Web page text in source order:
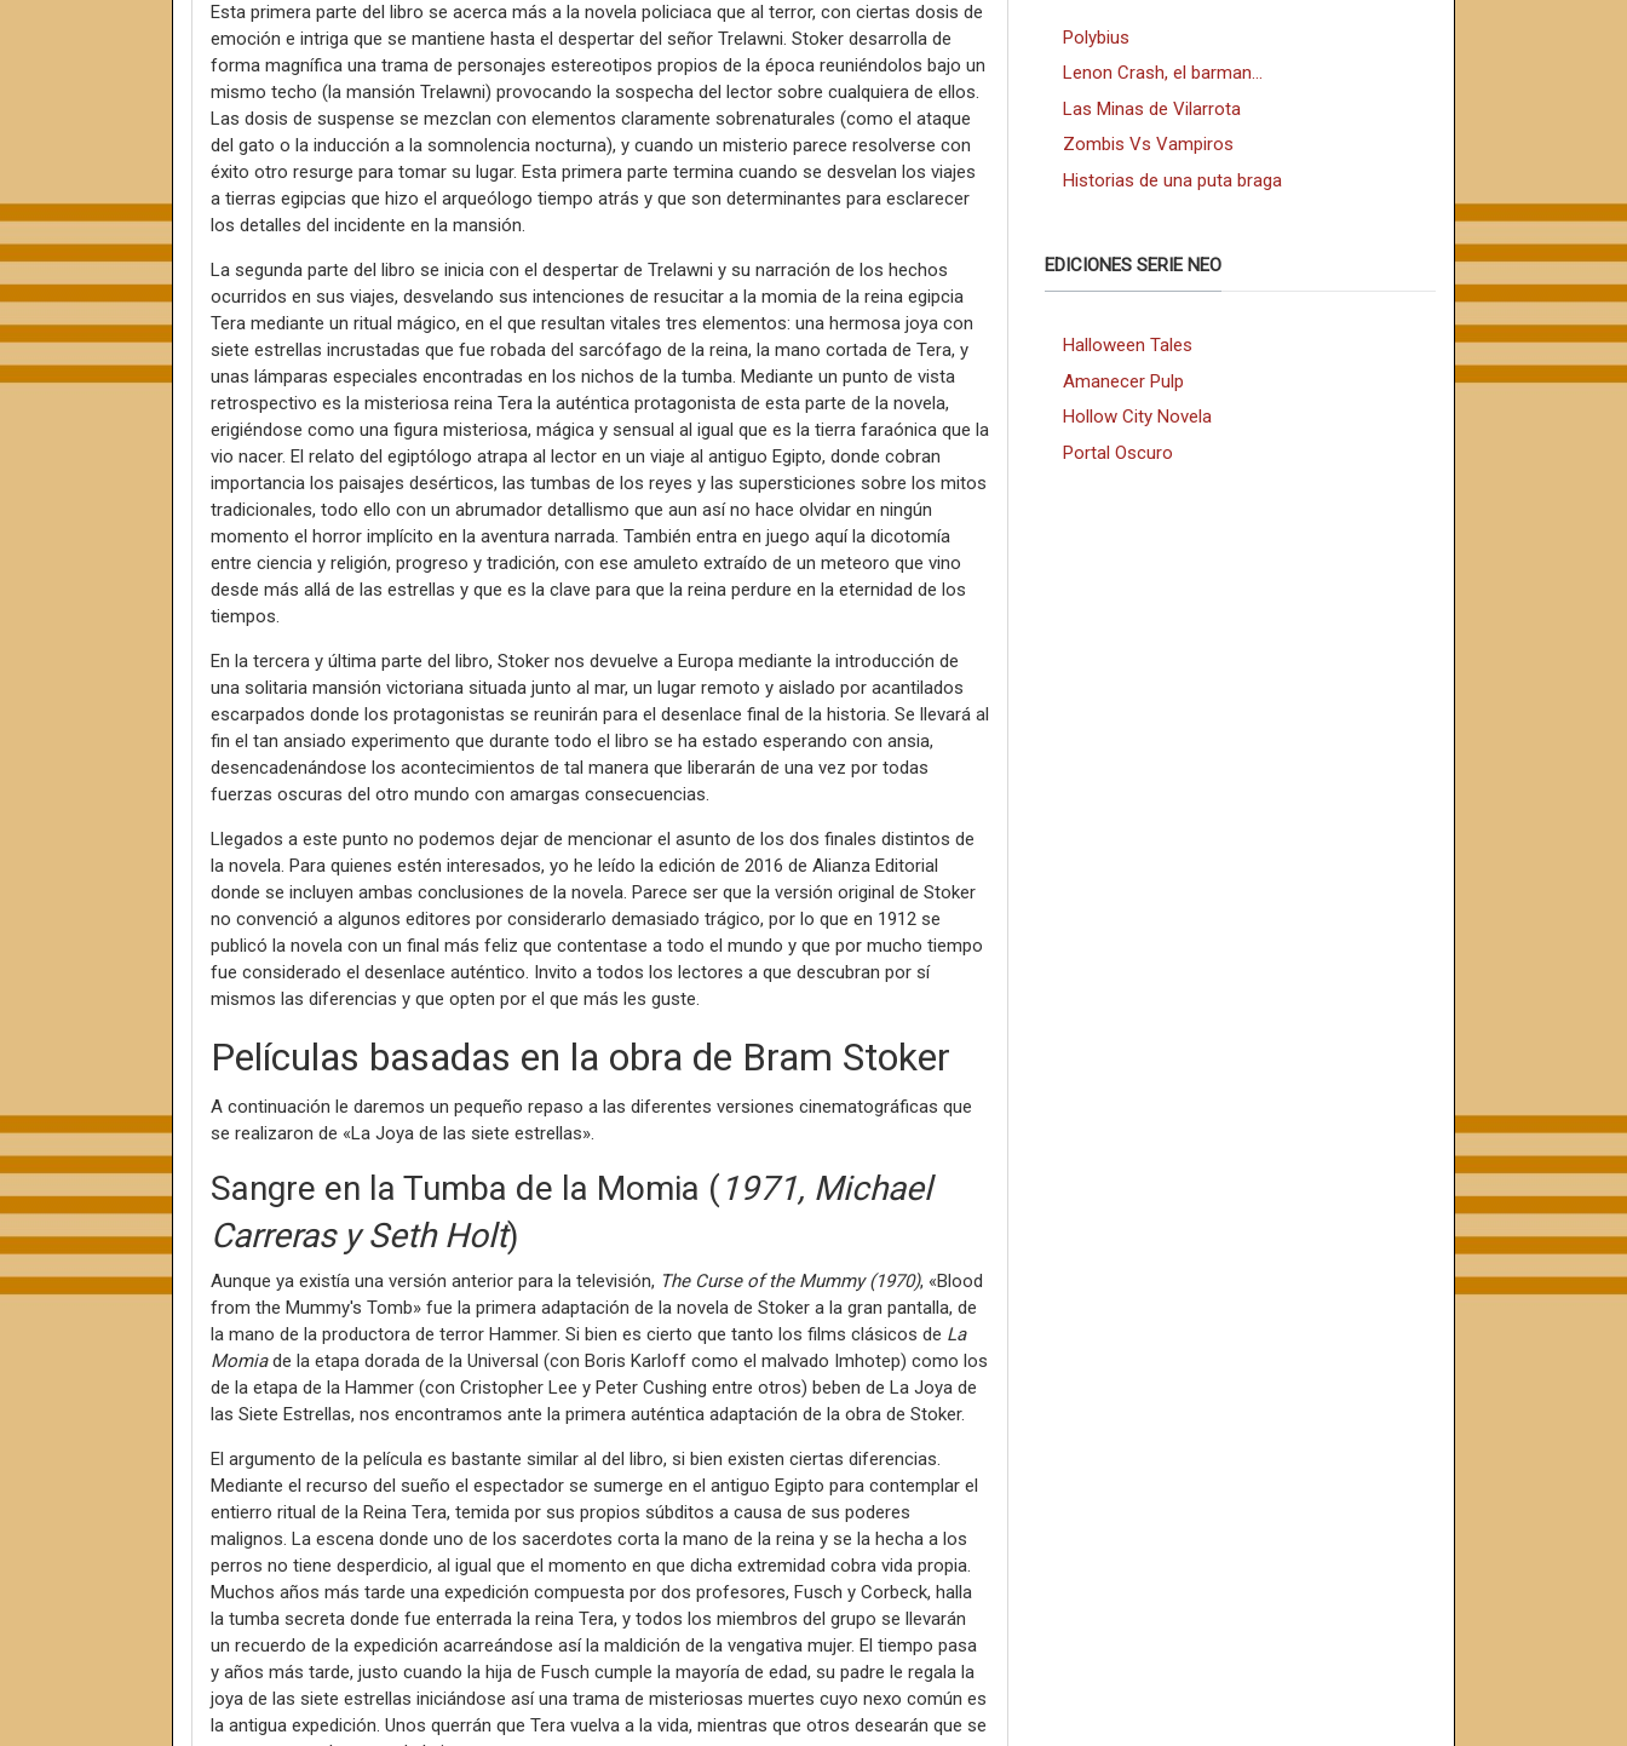
Esta primera parte del libro se acerca más a la novela policiaca que al terror, con ciertas dosis de
emoción e intriga que se mantiene hasta el despertar del señor Trelawni. Stoker desarrolla de
forma magnífica una trama de personajes estereotipos propios de la época reuniéndolos bajo un
mismo techo (la mansión Trelawni) provocando la sospecha del lector sobre cualquiera de ellos.
Las dosis de suspense se mezclan con elementos claramente sobrenaturales (como el ataque
del gato o la inducción a la somnolencia nocturna), y cuando un misterio parece resolverse con
éxito otro resurge para tomar su lugar. Esta primera parte termina cuando se desvelan los viajes
a tierras egipcias que hizo el arqueólogo tiempo atrás y que son determinantes para esclarecer
los detalles del incidente en la mansión.
La segunda parte del libro se inicia con el despertar de Trelawni y su narración de los hechos
ocurridos en sus viajes, desvelando sus intenciones de resucitar a la momia de la reina egipcia
Tera mediante un ritual mágico, en el que resultan vitales tres elementos: una hermosa joya con
siete estrellas incrustadas que fue robada del sarcófago de la reina, la mano cortada de Tera, y
unas lámparas especiales encontradas en los nichos de la tumba. Mediante un punto de vista
retrospectivo es la misteriosa reina Tera la auténtica protagonista de esta parte de la novela,
erigiéndose como una figura misteriosa, mágica y sensual al igual que es la tierra faraónica que la
vio nacer. El relato del egiptólogo atrapa al lector en un viaje al antiguo Egipto, donde cobran
importancia los paisajes desérticos, las tumbas de los reyes y las supersticiones sobre los mitos
tradicionales, todo ello con un abrumador detallismo que aun así no hace olvidar en ningún
momento el horror implícito en la aventura narrada. También entra en juego aquí la dicotomía
entre ciencia y religión, progreso y tradición, con ese amuleto extraído de un meteoro que vino
desde más allá de las estrellas y que es la clave para que la reina perdure en la eternidad de los
tiempos.
En la tercera y última parte del libro, Stoker nos devuelve a Europa mediante la introducción de
una solitaria mansión victoriana situada junto al mar, un lugar remoto y aislado por acantilados
escarpados donde los protagonistas se reunirán para el desenlace final de la historia. Se llevará al
fin el tan ansiado experimento que durante todo el libro se ha estado esperando con ansia,
desencadenándose los acontecimientos de tal manera que liberarán de una vez por todas
fuerzas oscuras del otro mundo con amargas consecuencias.
Llegados a este punto no podemos dejar de mencionar el asunto de los dos finales distintos de
la novela. Para quienes estén interesados, yo he leído la edición de 2016 de Alianza Editorial
donde se incluyen ambas conclusiones de la novela. Parece ser que la versión original de Stoker
no convenció a algunos editores por considerarlo demasiado trágico, por lo que en 1912 se
publicó la novela con un final más feliz que contentase a todo el mundo y que por mucho tiempo
fue considerado el desenlace auténtico. Invito a todos los lectores a que descubran por sí
mismos las diferencias y que opten por el que más les guste.
Películas basadas en la obra de Bram Stoker
A continuación le daremos un pequeño repaso a las diferentes versiones cinematográficas que
se realizaron de «La Joya de las siete estrellas».
Sangre en la Tumba de la Momia ( 1971, Michael
Carreras y Seth Holt)
Aunque ya existía una versión anterior para la televisión, The Curse of the Mummy (1970), «Blood
from the Mummy's Tomb» fue la primera adaptación de la novela de Stoker a la gran pantalla, de
la mano de la productora de terror Hammer. Si bien es cierto que tanto los films clásicos de La
Momiade la etapa dorada de la Universal (con Boris Karloff como el malvado Imhotep) como los
de la etapa de la Hammer (con Cristopher Lee y Peter Cushing entre otros) beben de La Joya de
las Siete Estrellas, nos encontramos ante la primera auténtica adaptación de la obra de Stoker.
El argumento de la película es bastante similar al del libro, si bien existen ciertas diferencias.
Mediante el recurso del sueño el espectador se sumerge en el antiguo Egipto para contemplar el
entierro ritual de la Reina Tera, temida por sus propios súbditos a causa de sus poderes
malignos. La escena donde uno de los sacerdotes corta la mano de la reina y se la hecha a los
perros no tiene desperdicio, al igual que el momento en que dicha extremidad cobra vida propia.
Muchos años más tarde una expedición compuesta por dos profesores, Fusch y Corbeck, halla
la tumba secreta donde fue enterrada la reina Tera, y todos los miembros del grupo se llevarán
un recuerdo de la expedición acarreándose así la maldición de la vengativa mujer. El tiempo pasa
y años más tarde, justo cuando la hija de Fusch cumple la mayoría de edad, su padre le regala la
joya de las siete estrellas iniciándose así una trama de misteriosas muertes cuyo nexo común es
la antigua expedición. Unos querrán que Tera vuelva a la vida, mientras que otros desearán que se
Polybius
Lenon Crash, el barman...
Las Minas de Vilarrota
Zombis Vs Vampiros
Historias de una puta braga
EDICIONES SERIE NEO
Halloween Tales
Amanecer Pulp
Hollow City Novela
Portal Oscuro